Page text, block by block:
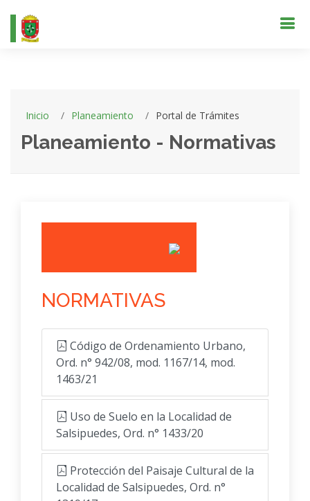
Inicio Planeamiento Portal de Trámites
Planeamiento - Normativas
NORMATIVAS
Código de Ordenamiento Urbano,
Ord. n° 942/08, mod. 1167/14, mod.
1463/21
Uso de Suelo en la Localidad de
Salsipuedes, Ord. n° 1433/20
Protección del Paisaje Cultural de la
Localidad de Salsipuedes, Ord. n°